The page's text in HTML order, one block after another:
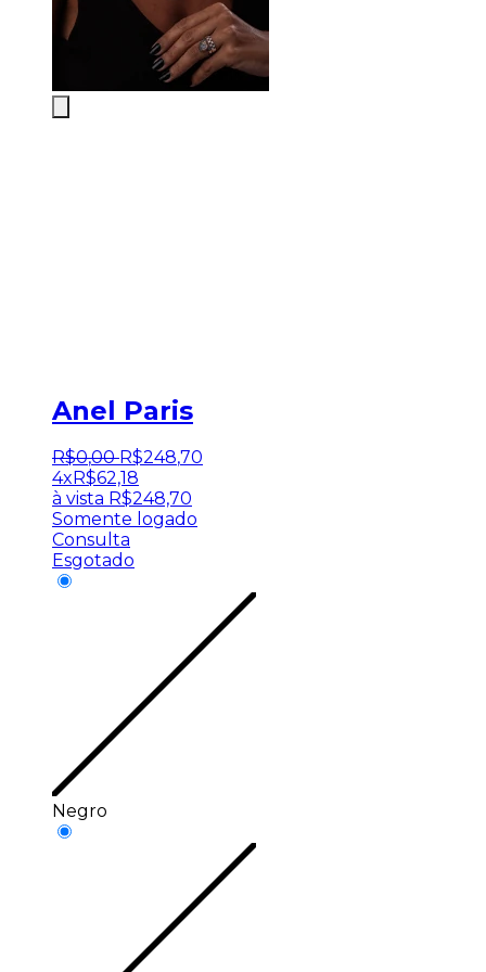
Anel Paris
R$0,00 R$248,70
4x R$62,18
à vista R$248,70
Somente logado
Consulta
Esgotado
Negro